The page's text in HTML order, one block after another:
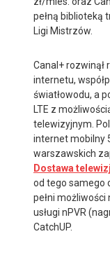
pełną biblioteką
Ligi Mistrzów.
Canal+ rozwinął
internetu,
światłowodu, a
LTE z
telewizyjnym.
internet mobilny
warszawskich
Dostawa
od tego samego
pełni
usługi nPVR
CatchUP.